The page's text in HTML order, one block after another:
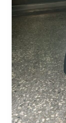
代
車】
流
當
機
車,
流
當